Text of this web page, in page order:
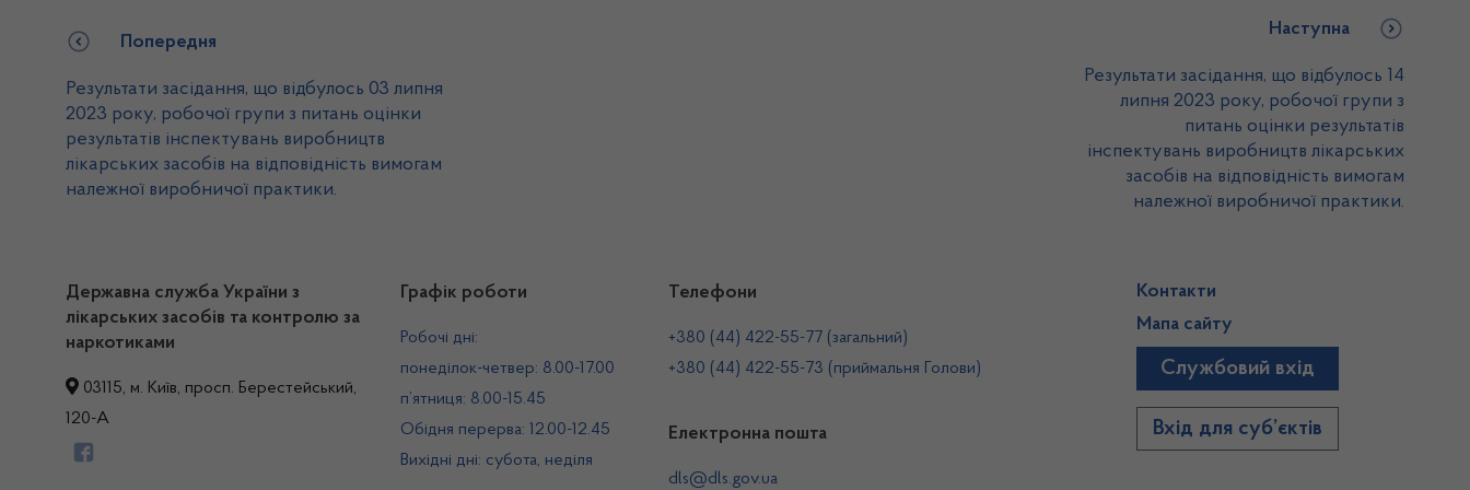
Попередня
Результати засідання, що відбулось 03 липня
2023 року, робочої групи з питань оцінки
результатів інспектувань виробництв
лікарських засобів на відповідність вимогам
належної виробничої практики.
Наступна
Результати засідання, що відбулось 14
липня 2023 року, робочої групи з
питань оцінки результатів
інспектувань виробництв лікарських
засобів на відповідність вимогам
належної виробничої практики.
Державна служба України з
лікарських засобів та контролю за
наркотиками
03115, м. Київ, просп. Берестейський,
120-А
Графік роботи
Робочі дні:
понеділок-четвер: 8.00-17.00
п’ятниця: 8.00-15.45
Обідня перерва: 12.00-12.45
Вихідні дні: субота, неділя
Телефони
+380 (44) 422-55-77 (загальний)
+380 (44) 422-55-73 (приймальня Голови)
Електронна пошта
dls@dls.gov.ua
Контакти
Мапа сайту
Службовий вхід
Вхід для суб’єктів